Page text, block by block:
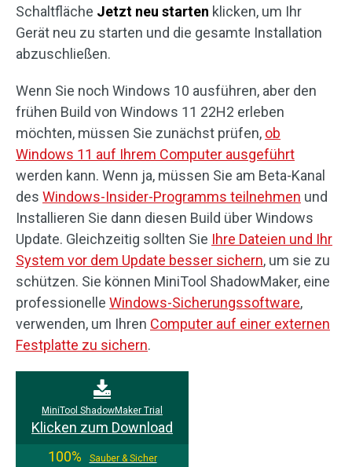
Schaltfläche Jetzt neu starten klicken, um Ihr
Gerät neu zu starten und die gesamte Installation
abzuschließen.
Wenn Sie noch Windows 10 ausführen, aber den
frühen Build von Windows 11 22H2 erleben
möchten, müssen Sie zunächst prüfen, ob
Windows 11 auf Ihrem Computer ausgeführt
werden kann. Wenn ja, müssen Sie am Beta-Kanal
des Windows-Insider-Programms teilnehmen und
Installieren Sie dann diesen Build über Windows
Update. Gleichzeitig sollten Sie Ihre Dateien und Ihr
System vor dem Update besser sichern, um sie zu
schützen. Sie können MiniTool ShadowMaker, eine
professionelle Windows-Sicherungssoftware,
verwenden, um Ihren Computer auf einer externen
Festplatte zu sichern.
MiniTool ShadowMaker Trial
Klicken zum Download
100%
Sauber & Sicher